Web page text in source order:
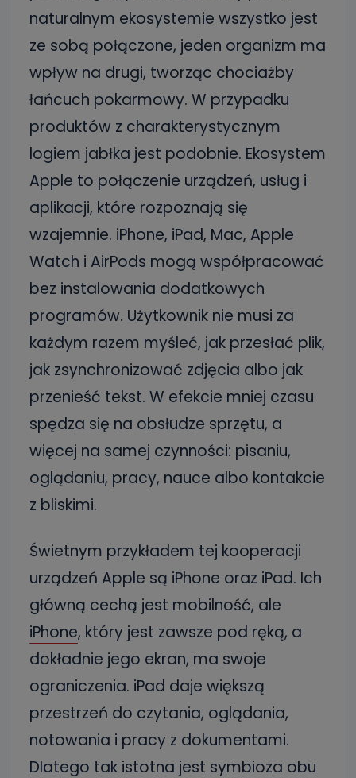
naturalnym ekosystemie wszystko jest
ze sobą połączone, jeden organizm ma
wpływ na drugi, tworząc chociażby
łańcuch pokarmowy. W przypadku
produktów z charakterystycznym
logiem jabłka jest podobnie. Ekosystem
Apple to połączenie urządzeń, usług i
aplikacji, które rozpoznają się
wzajemnie. iPhone, iPad, Mac, Apple
Watch i AirPods mogą współpracować
bez instalowania dodatkowych
programów. Użytkownik nie musi za
każdym razem myśleć, jak przesłać plik,
jak zsynchronizować zdjęcia albo jak
przenieść tekst. W efekcie mniej czasu
spędza się na obsłudze sprzętu, a
więcej na samej czynności: pisaniu,
oglądaniu, pracy, nauce albo kontakcie
z bliskimi.
Świetnym przykładem tej kooperacji
urządzeń Apple są iPhone oraz iPad. Ich
główną cechą jest mobilność, ale
iPhone, który jest zawsze pod ręką, a
dokładnie jego ekran, ma swoje
ograniczenia. iPad daje większą
przestrzeń do czytania, oglądania,
notowania i pracy z dokumentami.
Dlatego tak istotna jest symbioza obu